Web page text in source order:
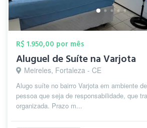
R$ 1.950,00 por mês
Aluguel de Suíte na Varjota
Meireles, Fortaleza - CE
Alugo suíte no bairro Varjota em ambiente
pessoa que seja de responsabilidade, que
organizada. Prazo m...